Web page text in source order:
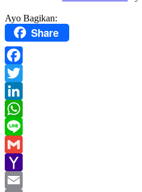
Ayo Bagikan:
Share
Facebook
Twitter
LinkedIn
WhatsApp
Line
Gmail
Yahoo